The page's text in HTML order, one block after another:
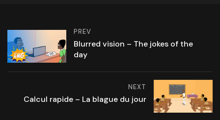
PREV
Blurred vision – The jokes of the
day
NEXT
Calcul rapide – La blague du jour